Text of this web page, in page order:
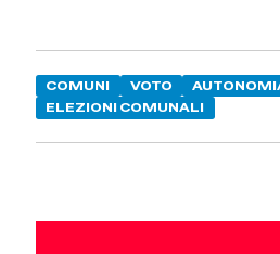
COMUNI VOTO
ELEZIONI COMUNALI